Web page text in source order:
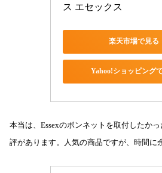
ス エセックス
楽天市場で見る
Yahoo!ショッピング
本当は、Essexのボンネットを取付したか
評があります。人気の商品ですが、時間に